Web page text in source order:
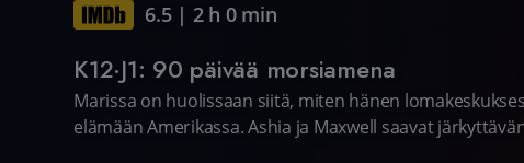
6.5| 2 h 0 min
K12·J1: 90 päivää morsiamena
Marissa on huolissaan siitä, miten hänen
elämään Amerikassa. Ashia ja Maxwell saavat